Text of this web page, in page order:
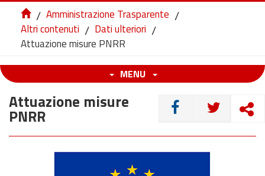
/ Amministrazione Trasparente /
Altri contenuti / Dati ulteriori /
Attuazione misure PNRR
MENU
CONDIVIDI
Attuazione misure
PNRR